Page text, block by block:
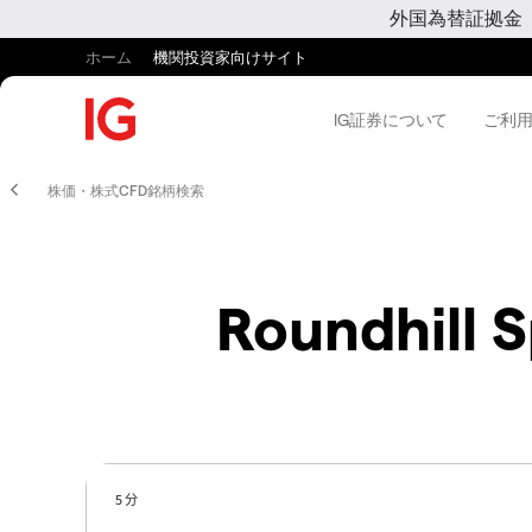
外国為替証拠金
ホーム 機関投資家向けサイト
IG証券について ご利
株価・株式CFD銘柄検索
Roundhill
5 分